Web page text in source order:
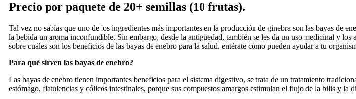
Precio por paquete de 20+ semillas (10 frutas).
Tal vez no sabías que uno de los ingredientes más importantes en la producción de ginebra son las bayas de
la bebida un aroma inconfundible. Sin embargo, desde la antigüedad, también se les da un uso medicinal y
sobre cuáles son los beneficios de las bayas de enebro para la salud, entérate cómo pueden ayudar a tu
Para qué sirven las bayas de enebro?
Las bayas de enebro tienen importantes beneficios para el sistema digestivo, se trata de un tratamiento
estómago, flatulencias y cólicos intestinales, porque sus compuestos amargos estimulan el flujo de la bilis y la